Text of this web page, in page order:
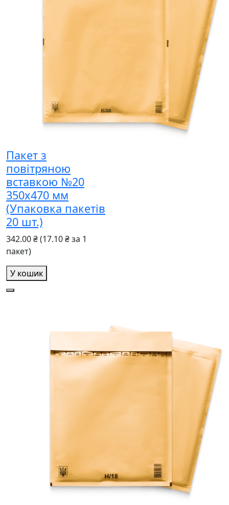
Пакет з
повітряною
вставкою №20
350x470 мм
(Упаковка пакетів
20 шт.)
342.00 ₴(17.10 ₴ за 1
пакет)
У кошик